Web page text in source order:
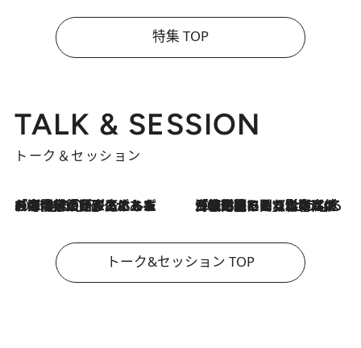
特集 TOP
TALK & SESSION
トーク＆セッション
2026.8.3
「今後値上げがあるとすれば…」「リスクがあるのは今年の冬」エネルギー専門家が語る、ホルムズ海峡封鎖が家庭にもたらす“ある心配” 2026.8.3
「住宅建てられない…」「サーチャージ料の高値が続いている」ホルムズ海峡封鎖による影響はいつまで続く？《エネルギー専門家に聞く“どうなる日本の暮らし”》
トーク&セッション TOP